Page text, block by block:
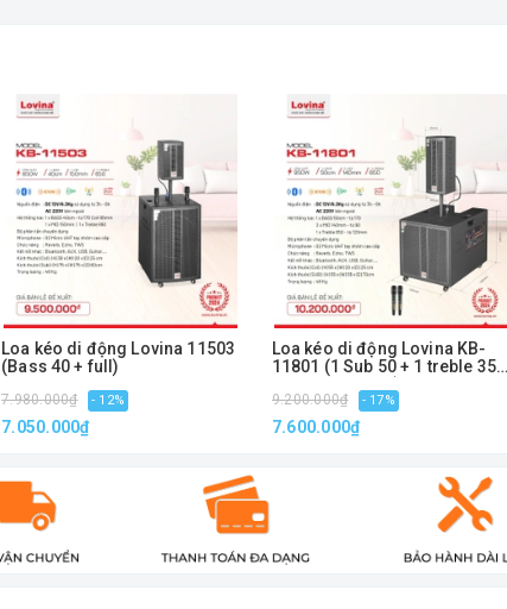
Loa kéo di động Lovina 11503
(Bass 40 + full)
7.980.000₫ - 12%
7.050.000₫
Loa kéo di động Lovina KB-
11801 (1 Sub 50 + 1 treble 350
9.200.000₫ - 17%
7.600.000₫